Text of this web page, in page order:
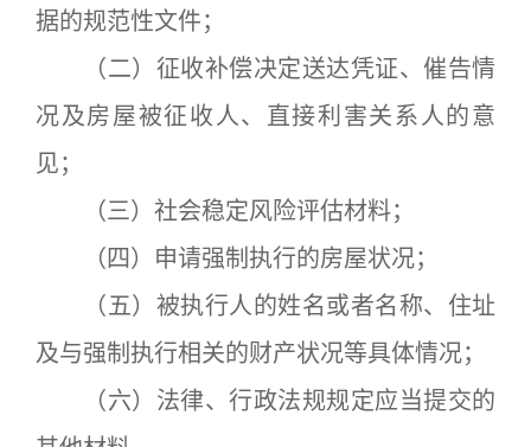
据的规范性文件；
（二）征收补偿决定送达凭证、催告情
况及房屋被征收人、直接利害关系人的意
见；
（三）社会稳定风险评估材料；
（四）申请强制执行的房屋状况；
（五）被执行人的姓名或者名称、住址
及与强制执行相关的财产状况等具体情况；
（六）法律、行政法规规定应当提交的